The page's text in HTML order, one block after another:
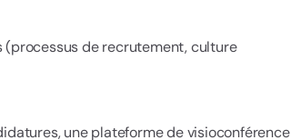
de recrutement, culture
une plateforme de visioconférence